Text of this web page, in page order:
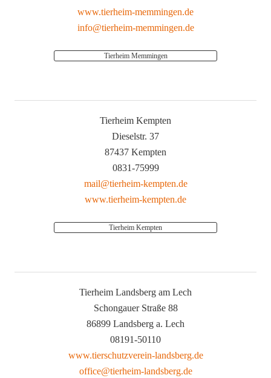
www.tierheim-memmingen.de
info@tierheim-memmingen.de
Tierheim Memmingen
Tierheim Kempten
Dieselstr. 37
87437 Kempten
0831-75999
mail@tierheim-kempten.de
www.tierheim-kempten.de
Tierheim Kempten
Tierheim Landsberg am Lech
Schongauer Straße 88
86899 Landsberg a. Lech
08191-50110
www.tierschutzverein-landsberg.de
office@tierheim-landsberg.de